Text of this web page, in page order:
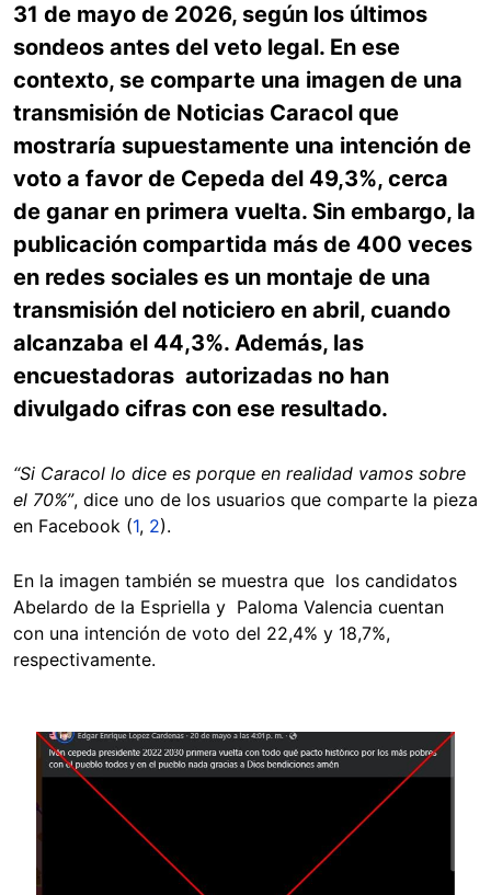
31 de mayo de 2026, según los últimos
sondeos antes del veto legal. En ese
contexto, se comparte una imagen de una
transmisión de Noticias Caracol que
mostraría supuestamente una intención de
voto a favor de Cepeda del 49,3%, cerca
de ganar en primera vuelta. Sin embargo, la
publicación compartida más de 400 veces
en redes sociales es un montaje de una
transmisión del noticiero en abril, cuando
alcanzaba el 44,3%. Además, las
encuestadoras autorizadas no han
divulgado cifras con ese resultado.
“Si Caracol lo dice es porque en realidad vamos sobre
el 70%”, dice uno de los usuarios que comparte la pieza
en Facebook (1, 2).
En la imagen también se muestra que los candidatos
Abelardo de la Espriella y Paloma Valencia cuentan
con una intención de voto del 22,4% y 18,7%,
respectivamente.
Image